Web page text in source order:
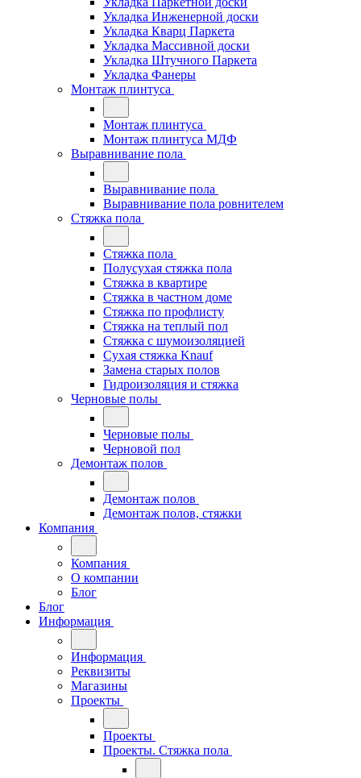
Укладка Инженерной доски
Укладка Кварц Паркета
Укладка Массивной доски
Укладка Штучного Паркета
Укладка Фанеры
Монтаж плинтуса
Монтаж плинтуса
Монтаж плинтуса МДФ
Выравнивание пола
Выравнивание пола
Выравнивание пола ровнителем
Стяжка пола
Стяжка пола
Полусухая стяжка пола
Стяжка в квартире
Стяжка в частном доме
Стяжка по профлисту
Стяжка на теплый пол
Стяжка с шумоизоляцией
Сухая стяжка Knauf
Замена старых полов
Гидроизоляция и стяжка
Черновые полы
Черновые полы
Черновой пол
Демонтаж полов
Демонтаж полов
Демонтаж полов, стяжки
Компания
Компания
О компании
Блог
Блог
Информация
Информация
Реквизиты
Магазины
Проекты
Проекты
Проекты. Стяжка пола